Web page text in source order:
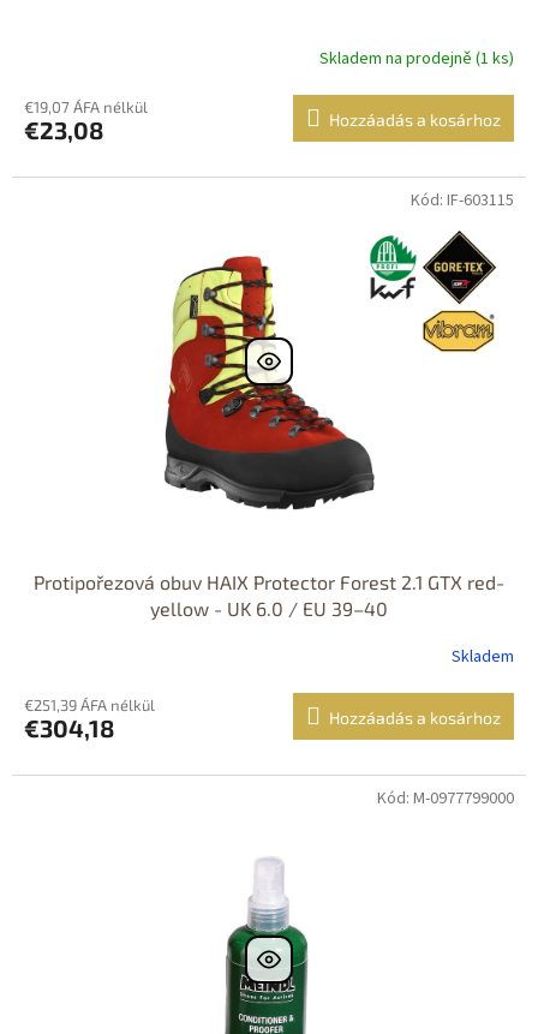
Skladem na prodejně (1 ks)
€19,07 ÁFA nélkül
€23,08 Hozzáadás a kosárhoz
Protipořezová obuv HAIX Protector Forest 2.1 GTX red-
yellow - UK 6.0 / EU 39–40
Skladem
€251,39 ÁFA nélkül
€304,18 Hozzáadás a kosárhoz
Kód: IF-603115
Kód: M-0977799000